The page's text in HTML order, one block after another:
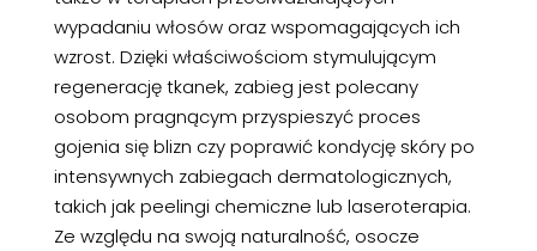
wypadaniu włosów oraz wspomagających ich
wzrost. Dzięki właściwościom stymulującym
regenerację tkanek, zabieg jest polecany
osobom pragnącym przyspieszyć proces
gojenia się blizn czy poprawić kondycję skóry po
intensywnych zabiegach dermatologicznych,
takich jak peelingi chemiczne lub laseroterapia.
Ze względu na swoją naturalność, osocze